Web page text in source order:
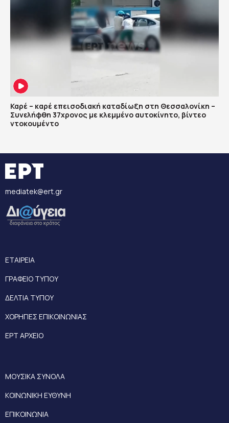
Καρέ – καρέ επεισοδιακή καταδίωξη στη Θεσσαλονίκη –
Συνελήφθη 37χρονος με κλεμμένο αυτοκίνητο, βίντεο
ντοκουμέντο
mediatek@ert.gr
ΕΤΑΙΡΕΙΑ
ΓΡΑΦΕΙΟ ΤΥΠΟΥ
ΔΕΛΤΙΑ ΤΥΠΟΥ
ΧΟΡΗΓΙΕΣ ΕΠΙΚΟΙΝΩΝΙΑΣ
ΕΡΤ ΑΡΧΕΙΟ
ΜΟΥΣΙΚΑ ΣΥΝΟΛΑ
ΚΟΙΝΩΝΙΚΗ ΕΥΘΥΝΗ
ΕΠΙΚΟΙΝΩΝΙΑ